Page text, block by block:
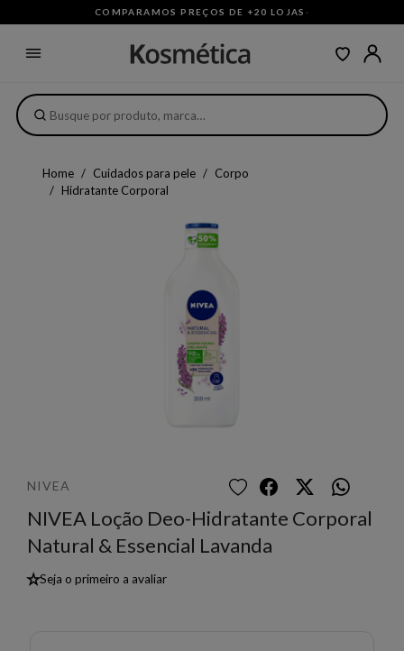
COMPARAMOS PREÇOS DE +20 LOJAS ·
Home Cuidados para pele
Corpo
Hidratante Corporal
NIVEA
NIVEA Loção Deo-Hidratante Corporal
Natural & Essencial Lavanda
★Seja o primeiro a avaliar